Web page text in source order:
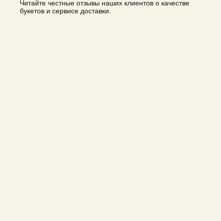
Читайте честные отзывы наших клиентов о качестве
букетов и сервисе доставки.